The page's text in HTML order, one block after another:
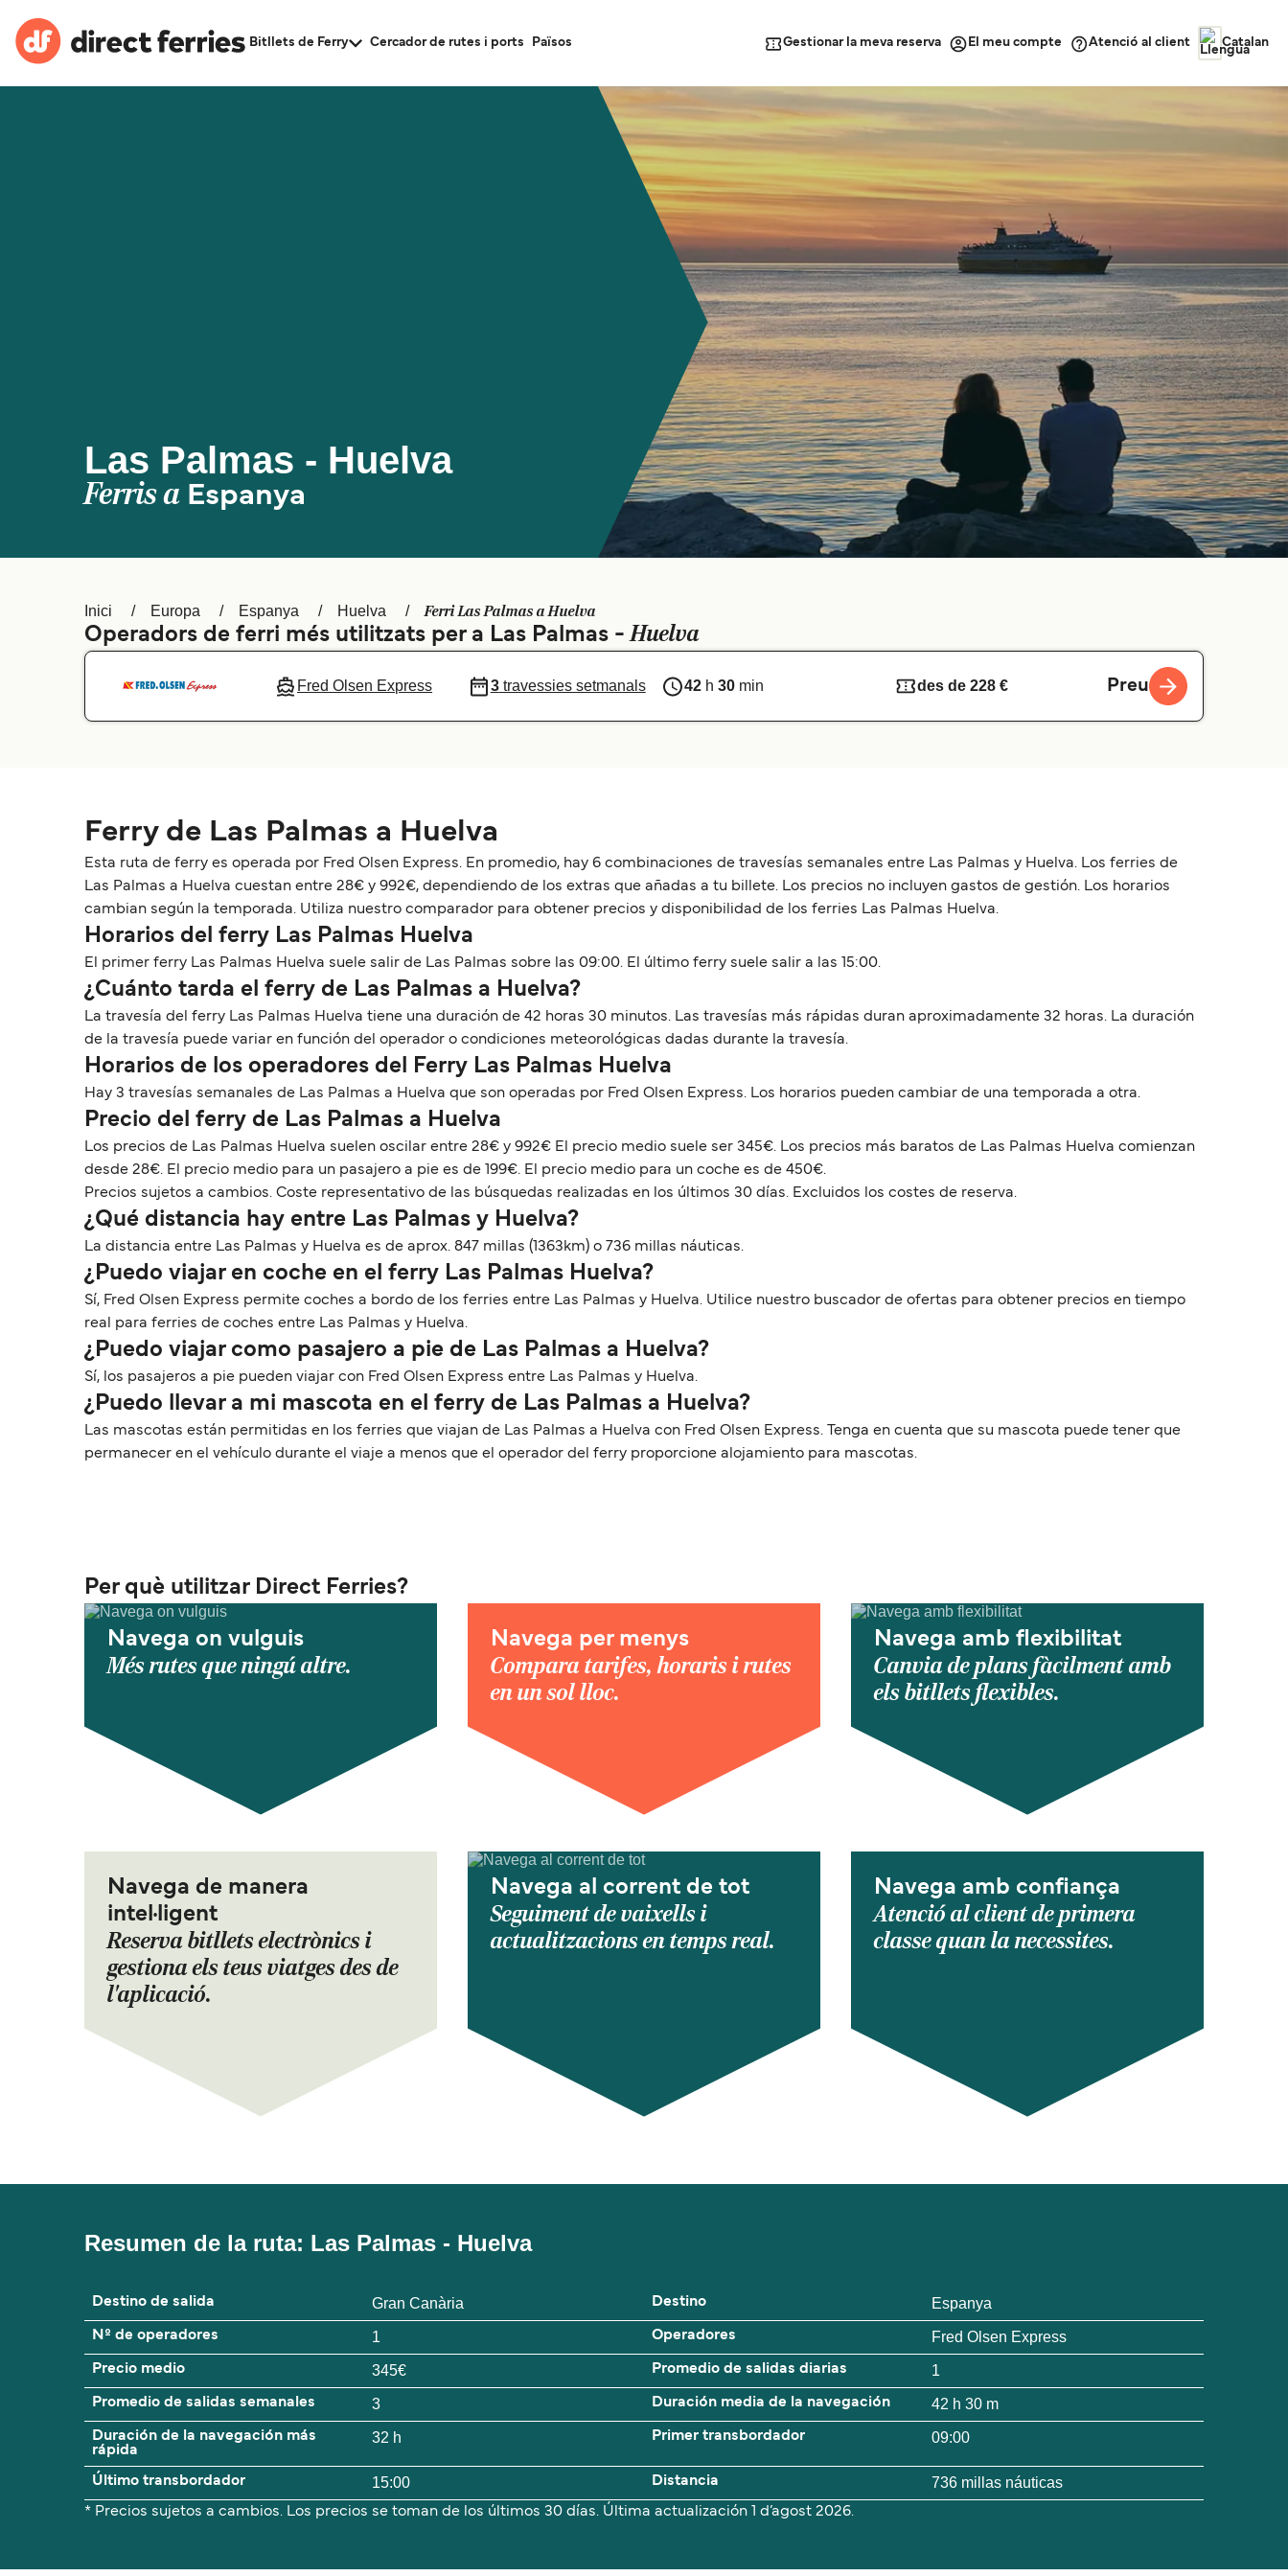
Bitllets de Ferry Cercador de rutes i ports Països Gestionar la meva reserva El meu compte Atenció al client Catalan
Las Palmas - Huelva
Ferris a Espanya
Inici Europa Espanya Huelva Ferri Las Palmas a Huelva
Operadors de ferri més utilitzats per a Las Palmas -Huelva
Fred Olsen Express 3travessies setmanals 42h 30min des de 228 € Preu
Ferry de Las Palmas a Huelva
Esta ruta de ferry es operada por Fred Olsen Express. En promedio, hay 6 combinaciones de travesías semanales entre Las Palmas y Huelva. Los ferries de
Las Palmas a Huelva cuestan entre 28€ y 992€, dependiendo de los extras que añadas a tu billete. Los precios no incluyen gastos de gestión. Los horarios
cambian según la temporada. Utiliza nuestro comparador para obtener precios y disponibilidad de los ferries Las Palmas Huelva.
Horarios del ferry Las Palmas Huelva
El primer ferry Las Palmas Huelva suele salir de Las Palmas sobre las 09:00. El último ferry suele salir a las 15:00.
¿Cuánto tarda el ferry de Las Palmas a Huelva?
La travesía del ferry Las Palmas Huelva tiene una duración de 42 horas 30 minutos. Las travesías más rápidas duran aproximadamente 32 horas. La duración
de la travesía puede variar en función del operador o condiciones meteorológicas dadas durante la travesía.
Horarios de los operadores del Ferry Las Palmas Huelva
Hay 3 travesías semanales de Las Palmas a Huelva que son operadas por Fred Olsen Express. Los horarios pueden cambiar de una temporada a otra.
Precio del ferry de Las Palmas a Huelva
Los precios de Las Palmas Huelva suelen oscilar entre 28€ y 992€ El precio medio suele ser 345€. Los precios más baratos de Las Palmas Huelva comienzan
desde 28€. El precio medio para un pasajero a pie es de 199€. El precio medio para un coche es de 450€.
Precios sujetos a cambios. Coste representativo de las búsquedas realizadas en los últimos 30 días. Excluidos los costes de reserva.
¿Qué distancia hay entre Las Palmas y Huelva?
La distancia entre Las Palmas y Huelva es de aprox. 847 millas (1363km) o 736 millas náuticas.
¿Puedo viajar en coche en el ferry Las Palmas Huelva?
Sí, Fred Olsen Express permite coches a bordo de los ferries entre Las Palmas y Huelva. Utilice nuestro buscador de ofertas para obtener precios en tiempo
real para ferries de coches entre Las Palmas y Huelva.
¿Puedo viajar como pasajero a pie de Las Palmas a Huelva?
Sí, los pasajeros a pie pueden viajar con Fred Olsen Express entre Las Palmas y Huelva.
¿Puedo llevar a mi mascota en el ferry de Las Palmas a Huelva?
Las mascotas están permitidas en los ferries que viajan de Las Palmas a Huelva con Fred Olsen Express. Tenga en cuenta que su mascota puede tener que
permanecer en el vehículo durante el viaje a menos que el operador del ferry proporcione alojamiento para mascotas.
Per què utilitzar Direct Ferries?
Navega on vulguis
Més rutes que ningú altre.
Navega per menys
Compara tarifes, horaris i rutes
en un sol lloc.
Navega amb flexibilitat
Canvia de plans fàcilment amb
els bitllets flexibles.
Navega de manera
intel·ligent
Reserva bitllets electrònics i
gestiona els teus viatges des de
l'aplicació.
Navega al corrent de tot
Seguiment de vaixells i
actualitzacions en temps real.
Navega amb confiança
Atenció al client de primera
classe quan la necessites.
Resumen de la ruta: Las Palmas - Huelva
Destino de salida Gran Canària Destino Espanya
Nº de operadores 1 Operadores Fred Olsen Express
Precio medio 345€ Promedio de salidas diarias 1
Promedio de salidas semanales 3 Duración media de la navegación 42 h 30 m
Duración de la navegación más
rápida
32 h Primer transbordador 09:00
Último transbordador 15:00 Distancia 736 millas náuticas
* Precios sujetos a cambios. Los precios se toman de los últimos 30 días. Última actualización 1 d’agost 2026.